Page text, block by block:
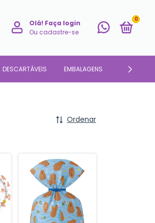
Olá! Faça login
Ou cadastre-se
0
DESCARTÁVEIS EMBALAGENS PARA O LAR
Ordenar